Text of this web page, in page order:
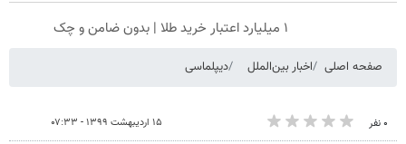
۱ میلیارد اعتبار خرید طلا | بدون ضامن و چک
صفحه اصلی اخبار بین‌الملل دیپلماسی
۰ نفر ۱۵ اردیبهشت ۱۳۹۹ - ۰۷:۳۳